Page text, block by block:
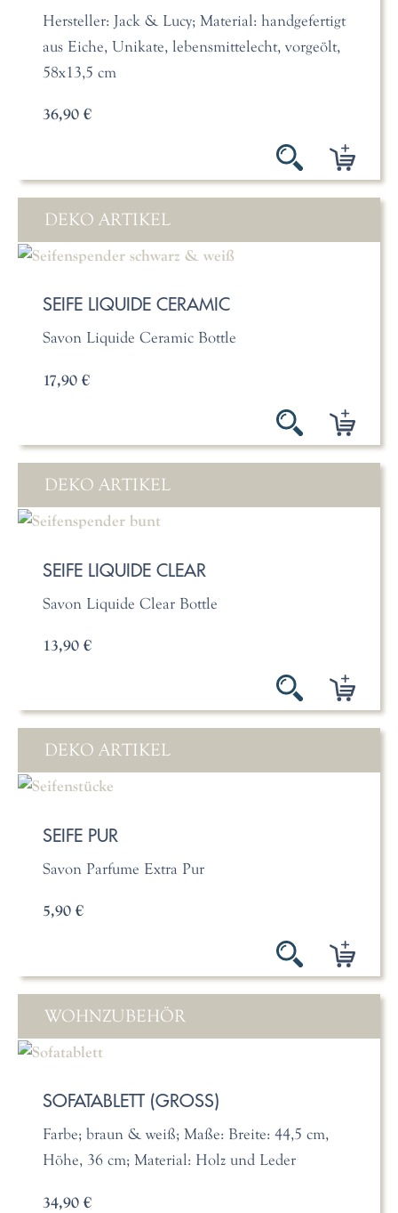
Hersteller: Jack & Lucy; Material: handgefertigt
aus Eiche, Unikate, lebensmittelecht, vorgeölt,
58x13,5 cm
36,90 €
DEKO ARTIKEL
SEIFE LIQUIDE CERAMIC
Savon Liquide Ceramic Bottle
17,90 €
DEKO ARTIKEL
SEIFE LIQUIDE CLEAR
Savon Liquide Clear Bottle
13,90 €
DEKO ARTIKEL
SEIFE PUR
Savon Parfume Extra Pur
5,90 €
WOHNZUBEHÖR
SOFATABLETT (GROSS)
Farbe; braun & weiß; Maße: Breite: 44,5 cm,
Höhe, 36 cm; Material: Holz und Leder
34,90 €